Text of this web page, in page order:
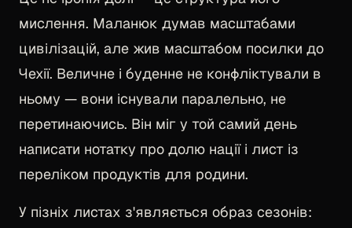
мислення. Маланюк думав масштабами
цивілізацій, але жив масштабом посилки до
Чехії. Величне і буденне не конфліктували в
ньому — вони існували паралельно, не
перетинаючись. Він міг у той самий день
написати нотатку про долю нації і лист із
переліком продуктів для родини.
У пізніх листах з'являється образ сезонів: